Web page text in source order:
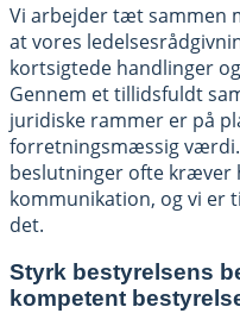
Vi arbejder tæt sammen
at vores
kortsigtede handlinger
Gennem et tillidsfuldt
juridiske rammer er på
forretningsmæssig værdi.
beslutninger ofte kræver
kommunikation, og vi er
det.
Styrk bestyrelsens
kompetent